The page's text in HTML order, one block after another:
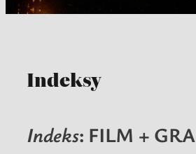
Indeksy
Indeks: FILM + GRA